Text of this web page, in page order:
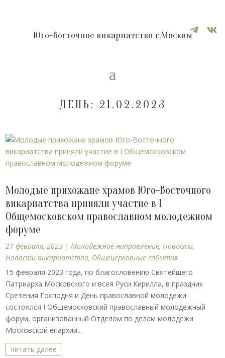
 
Юго-Восточное викариатство г.Москвы
ДЕНЬ: 21.02.2023
Молодые прихожане храмов Юго-Восточного
викариатства приняли участие в I
Общемосковском православном молодежном
форуме
21 февраля, 2023 |Молодёжное направление,Новости,
Новости викариатства, Общецерковные события
15 февраля 2023 года, по благословению Святейшего
Патриарха Московского и всея Руси Кирилла, в праздник
Сретения Господня и День православной молодежи
состоялся I Общемосковский православный молодежный
форум, организованный Отделом по делам молодежи
Московской епархии...
читать далее